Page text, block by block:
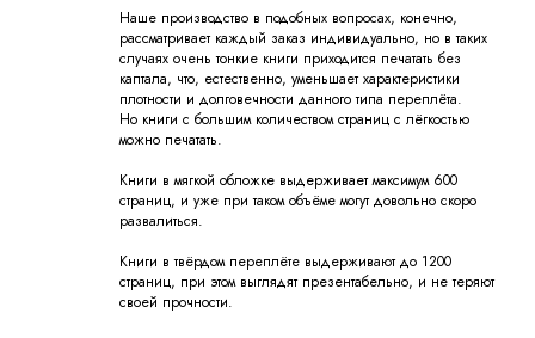
Наше производство в подобных вопросах, конечно,
рассматривает каждый заказ индивидуально, но в таких
случаях очень тонкие книги приходится печатать без
каптала, что, естественно, уменьшает характеристики
плотности и долговечности данного типа переплёта.
Но книги с большим количеством страниц с лёгкостью
можно печатать.
Книги в мягкой обложке выдерживает максимум 600
страниц, и уже при таком объёме могут довольно скоро
развалиться.
Книги в твёрдом переплёте выдерживают до 1200
страниц, при этом выглядят презентабельно, и не теряют
своей прочности.